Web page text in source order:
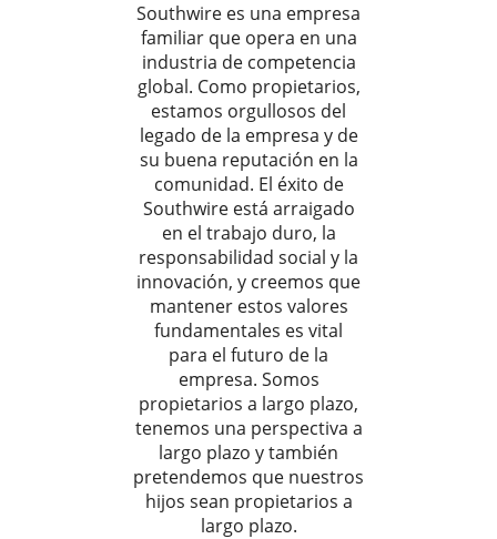
Southwire es una empresa
familiar que opera en una
industria de competencia
global. Como propietarios,
estamos orgullosos del
legado de la empresa y de
su buena reputación en la
comunidad. El éxito de
Southwire está arraigado
en el trabajo duro, la
responsabilidad social y la
innovación, y creemos que
mantener estos valores
fundamentales es vital
para el futuro de la
empresa. Somos
propietarios a largo plazo,
tenemos una perspectiva a
largo plazo y también
pretendemos que nuestros
hijos sean propietarios a
largo plazo.